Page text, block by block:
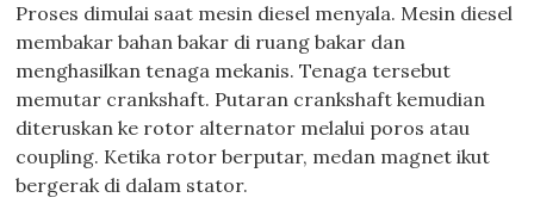
Proses dimulai saat mesin diesel menyala. Mesin diesel
membakar bahan bakar di ruang bakar dan
menghasilkan tenaga mekanis. Tenaga tersebut
memutar crankshaft. Putaran crankshaft kemudian
diteruskan ke rotor alternator melalui poros atau
coupling. Ketika rotor berputar, medan magnet ikut
bergerak di dalam stator.